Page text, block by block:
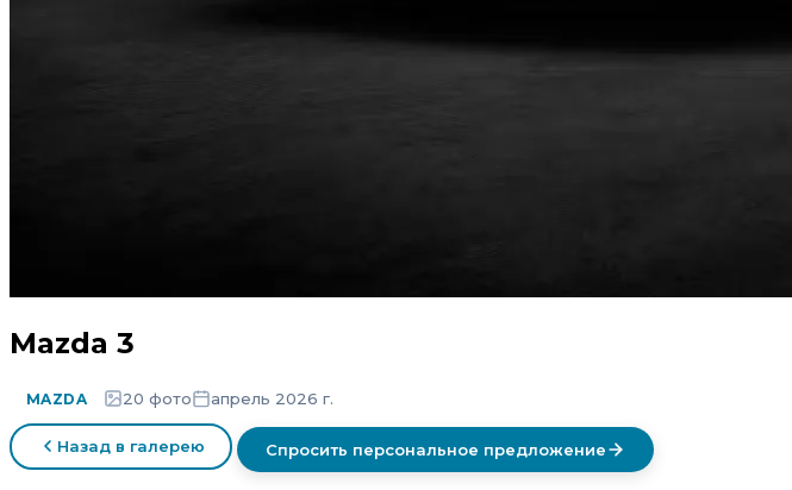
Mazda 3
MAZDA 20 фото апрель 2026 г.
Назад в галерею Спросить персональное предложение